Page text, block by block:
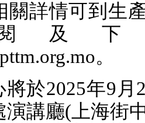
關詳情可到生
及下
。
將於2025年9 月
演講廳( 上海街